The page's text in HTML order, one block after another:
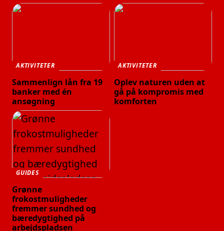
AKTIVITETER
Sammenlign lån fra 19
banker med én
ansøgning
AKTIVITETER
Oplev naturen uden at
gå på kompromis med
komforten
GUIDES
Grønne
frokostmuligheder
fremmer sundhed og
bæredygtighed på
arbejdspladsen